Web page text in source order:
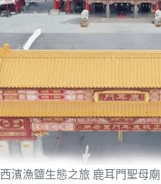
西濱漁鹽生態之旅 鹿耳門聖母廟